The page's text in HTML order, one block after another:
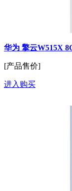
华为 擎云W515X
[产品售价]
进入购买